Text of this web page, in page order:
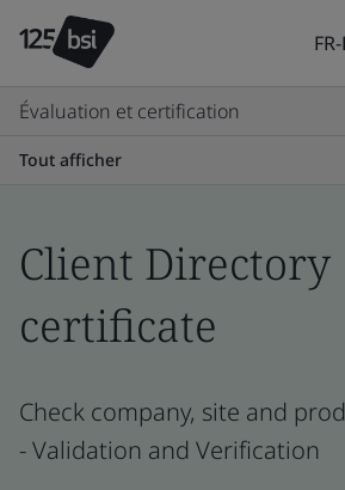
Évaluation et certification
Tout afficher
Client Directory
certificate
Check company, site and
- Validation and Verification